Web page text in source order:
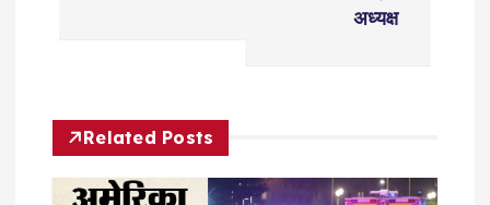
v
अध्यक्ष
Related Posts